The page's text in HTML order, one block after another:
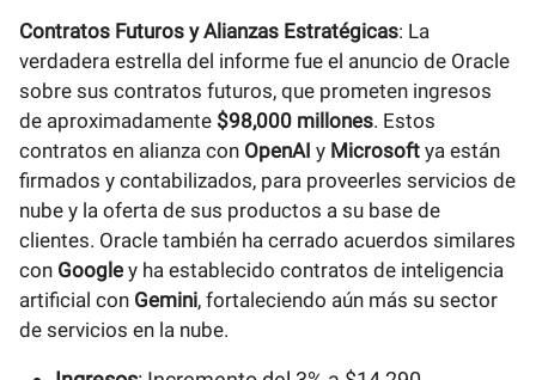
Contratos Futuros y Alianzas Estratégicas: La
verdadera estrella del informe fue el anuncio de Oracle
sobre sus contratos futuros, que prometen ingresos
de aproximadamente $98,000 millones. Estos
contratos en alianza con OpenAI y Microsoft ya están
firmados y contabilizados, para proveerles servicios de
nube y la oferta de sus productos a su base de
clientes. Oracle también ha cerrado acuerdos similares
con Google y ha establecido contratos de inteligencia
artificial con Gemini, fortaleciendo aún más su sector
de servicios en la nube.